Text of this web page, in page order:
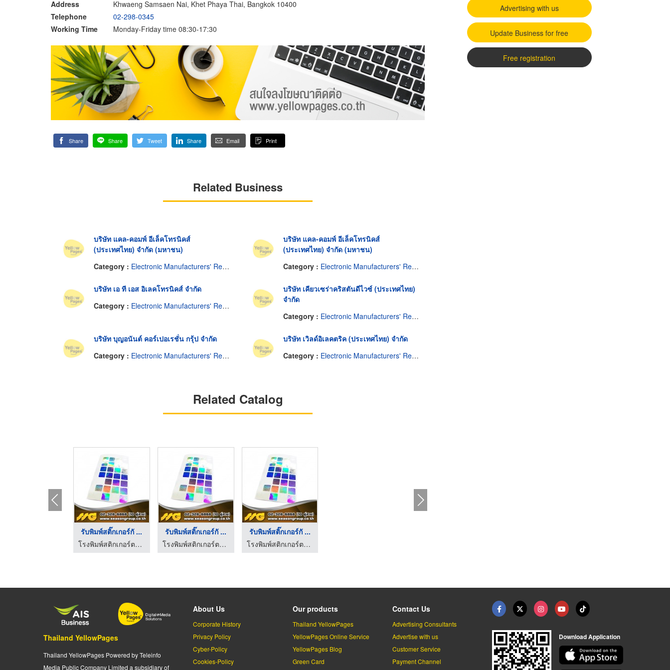
Address
Khwaeng Samsaen Nai, Khet Phaya Thai, Bangkok 10400
Telephone
02-298-0345
Working Time
Monday-Friday time 08:30-17:30
Share Share Tweet Share Email Print
Related Business
บริษัท แคล-คอมพ์ อีเล็คโทรนิคส์
(ประเทศไทย) จำกัด (มหาชน)
Category : Electronic Manufacturers' Representatives
บริษัท แคล-คอมพ์ อีเล็คโทรนิคส์
(ประเทศไทย) จำกัด (มหาชน)
Category : Electronic Manufacturers' Representatives
บริษัท เอ ที เอส อิเลคโทรนิคส์ จำกัด
Category : Electronic Manufacturers' Representatives
บริษัท เคียวเซร่าคริสตันดีไวซ์ (ประเทศไทย)
จำกัด
Category : Electronic Manufacturers' Representatives
บริษัท บุญอนันต์ คอร์เปอเรชั่น กรุ้ป จำกัด
Category : Electronic Manufacturers' Representatives
บริษัท เวิลด์อิเลคตริค (ประเทศไทย) จำกัด
Category : Electronic Manufacturers' Representatives
Related Catalog
รับพิมพ์สติ๊กเกอร์กั ...
โรงพิมพ์สติกเกอร์ตามสั่ง - ซีซันกรุ๊ป
รับพิมพ์สติ๊กเกอร์กั ...
โรงพิมพ์สติกเกอร์ตามสั่ง - ซีซันกรุ๊ป
รับพิมพ์สติ๊กเกอร์กั ...
โรงพิมพ์สติกเกอร์ตามสั่ง - ซีซันกรุ๊ป
Advertising with us
Update Business for free
Free registration
Thailand YellowPages
Thailand YellowPages Powered by Teleinfo
Media Public Company Limited a subsidiary of
About Us
Corporate History
Privacy Policy
Cyber-Policy
Cookies-Policy
Our products
Thailand YellowPages
YellowPages Online Service
YellowPages Blog
Green Card
Contact Us
Advertising Consultants
Advertise with us
Customer Service
Payment Channel
Download Application